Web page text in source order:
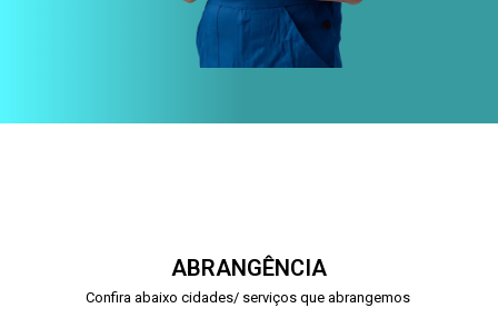
ABRANGÊNCIA
Confira abaixo cidades/ serviços que abrangemos